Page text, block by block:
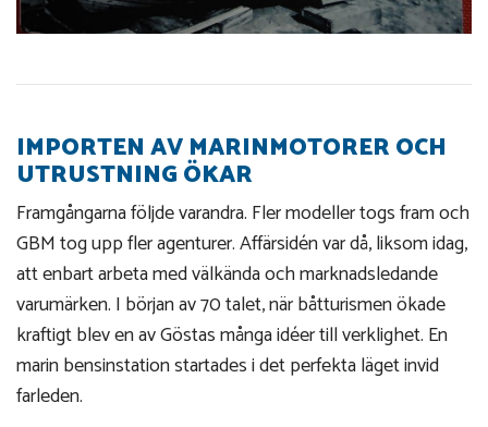
IMPORTEN AV MARINMOTORER OCH
UTRUSTNING ÖKAR
Framgångarna följde varandra. Fler modeller togs fram och
GBM tog upp fler agenturer. Affärsidén var då, liksom idag,
att enbart arbeta med välkända och marknadsledande
varumärken. I början av 70 talet, när båtturismen ökade
kraftigt blev en av Göstas många idéer till verklighet. En
marin bensinstation startades i det perfekta läget invid
farleden.